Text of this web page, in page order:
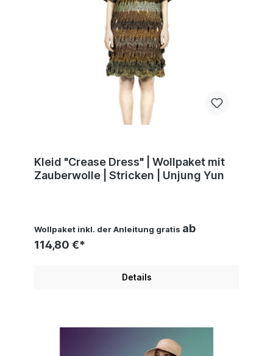
Kleid "Crease Dress" | Wollpaket mit
Zauberwolle | Stricken | Unjung Yun
Wollpaket inkl. der Anleitung gratis ab
114,80 €*
Details